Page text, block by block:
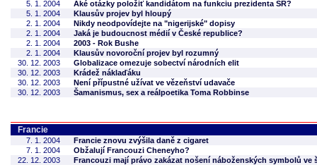
5. 1. 2004
Aké otázky položiť kandidátom na funkciu prezidenta SR?
5. 1. 2004
Klausův projev byl hloupý
2. 1. 2004
Nikdy neodpovídejte na "nigerijské" dopisy
2. 1. 2004
Jaká je budoucnost médií v České republice?
2. 1. 2004
2003 - Rok Bushe
2. 1. 2004
Klausův novoroční projev byl rozumný
30. 12. 2003
Globalizace omezuje sobectví národních elit
30. 12. 2003
Krádež náklaďáku
30. 12. 2003
Není přípustné užívat ve vězeňství udavače
30. 12. 2003
Šamanismus, sex a reálpoetika Toma Robbinse
Francie
7. 1. 2004
Francie znovu zvýšila daně z cigaret
7. 1. 2004
Obžalují Francouzi Cheneyho?
22. 12. 2003
Francouzi mají právo zakázat nošení náboženských symbolů ve